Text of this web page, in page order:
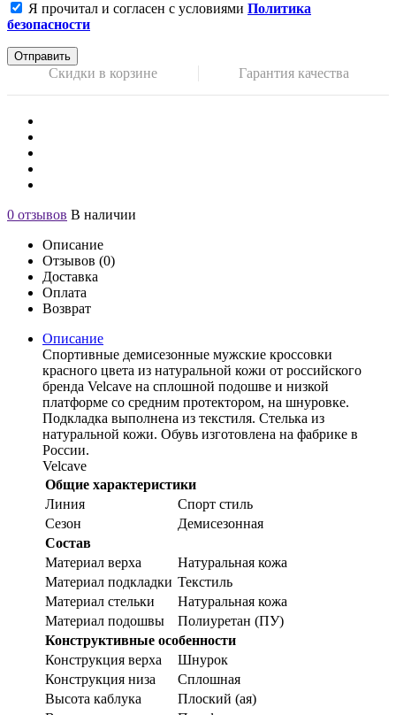
Я прочитал и согласен с условиями Политика
безопасности
Отправить
Скидки в корзине Гарантия качества
0 отзывов В наличии
Описание
Отзывов (0)
Доставка
Оплата
Возврат
Описание
Спортивные демисезонные мужские кроссовки
красного цвета из натуральной кожи от российского
бренда Velcave на сплошной подошве и низкой
платформе со средним протектором, на шнуровке.
Подкладка выполнена из текстиля. Стелька из
натуральной кожи. Обувь изготовлена на фабрике в
России.
Velcave
Общие характеристики
Линия
Спорт стиль
Сезон
Демисезонная
Состав
Материал верха
Натуральная кожа
Материал подкладки Текстиль
Материал стельки
Натуральная кожа
Материал подошвы
Полиуретан (ПУ)
Конструктивные особенности
Конструкция верха
Шнурок
Конструкция низа
Сплошная
Высота каблука
Плоский (ая)